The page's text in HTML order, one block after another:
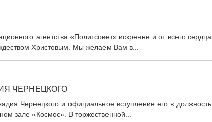
агентства «Политсовет» искренне и от всего сердца
Христовым. Мы желаем Вам в...
ЧЕРНЕЦКОГО
Чернецкого и официальное вступление его в должность
зале «Космос». В торжественной...